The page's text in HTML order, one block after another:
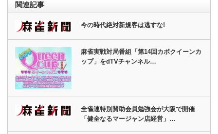
関連記事
今の時代絶対新規客は逃すな!
麻雀実戦対局番組「第14回カボクイーンカ
ップ」をdTVチャンネル…
全雀連特別賛助会員勉強会が大阪で開催
「健全なるマージャン店経営」…